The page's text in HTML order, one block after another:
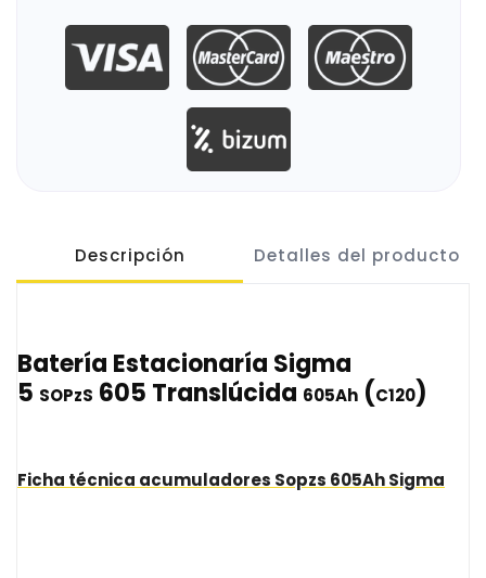
Descripción Detalles del producto
Batería Estacionaría Sigma
5 SOPzS 605 Translúcida 605Ah (C120)
Ficha técnica acumuladores Sopzs 605AhSigma